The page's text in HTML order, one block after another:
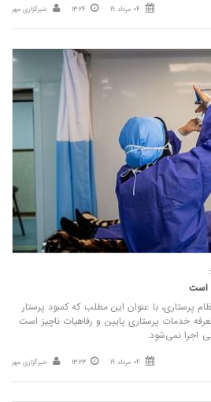
04 مرداد 19 13:24 خبرگزاری مهر
است
پرستاری، با عنوان این مطلب که کمبود پرستار
خدمات پرستاری پایین و رفاهیات ناچیز است
اجرا نمی‌شود.
04 مرداد 19 13:23 خبرگزاری مهر